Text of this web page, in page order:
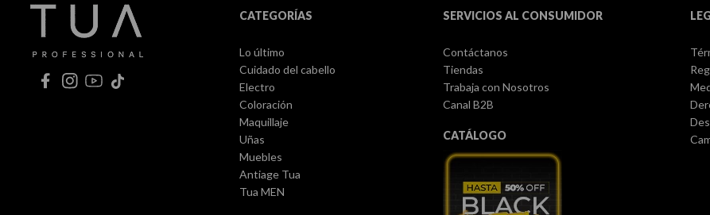
CATEGORÍAS
Lo último
Cuidado del cabello
Electro
Coloración
Maquillaje
Uñas
Muebles
Antiage Tua
Tua MEN
SERVICIOS AL CONSUMIDOR
Contáctanos
Tiendas
Trabaja con Nosotros
Canal B2B
CATÁLOGO